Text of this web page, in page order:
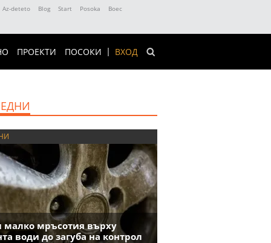
Az-deteto Blog Start Posoka
Boec
ВХОД
ПРОЕКТИ ПОСОКИ
малко мръсотия върху
води до загуба на контрол